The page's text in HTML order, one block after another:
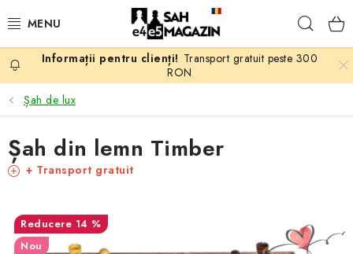
PROMOTII
ȘAH
PIESE DE ȘAH
CEAS DE ȘAH
Transport gratuit peste 300
RON
Șah de lux
Șah din lemn Timber
+ Transport gratuit
14 %
Nou